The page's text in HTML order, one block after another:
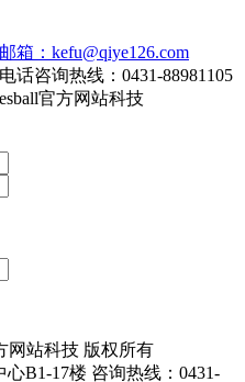
箱：kefu@qiye126.com
咨询热线：0431-88981105
官方网站科技
网站科技 版权所有
B1-17楼 咨询热线：0431-